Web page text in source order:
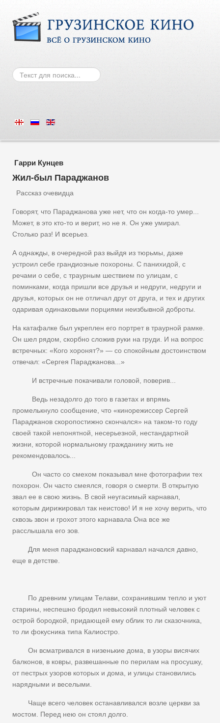
Искать
Гарри Кунцев
Жил-был Параджанов
Рассказ очевидца
Говорят, что Параджанова уже нет, что он когда-то умер...
Может, в это кто-то и верит, но не я. Он уже умирал.
Столько раз! И всерьез.
А однажды, в очередной раз выйдя из тюрьмы, даже
устроил себе грандиозные похороны. С панихидой, с
речами о себе, с траурным шествием по улицам, с
поминками, когда пришли все друзья и недруги, недруги и
друзья, которых он не отличал друг от друга, и тех и других
одаривая одинаковыми порциями неизбывной доброты.
На катафалке был укреплен его портрет в траурной рамке.
Он шел рядом, скорбно сложив руки на груди. И на вопрос
встречных: «Кого хоронят?» — со спокойным достоинством
отвечал: «Сергея Параджанова...»
И встречные покачивали головой, поверив...
Ведь незадолго до того в газетах и впрямь
промелькнуло сообщение, что «кинорежиссер Сергей
Параджанов скоропостижно скончался» на таком-то году
своей такой непонятной, несерьезной, нестандартной
жизни, которой нормальному гражданину жить не
рекомендовалось...
Он часто со смехом показывал мне фотографии тех
похорон. Он часто смеялся, говоря о смерти. В открытую
звал ее в свою жизнь. В свой неугасимый карнавал,
которым дирижировал так неистово! И я не хочу верить, что
сквозь звон и грохот этого карнавала Она все же
расслышала его зов.
Для меня параджановский карнавал начался давно,
еще в детстве.
По древним улицам Телави, сохранившим тепло и уют
старины, неспешно бродил невысокий плотный человек с
острой бородкой, придающей ему облик то ли сказочника,
то ли фокусника типа Калиостро.
Он всматривался в низенькие дома, в узоры висячих
балконов, в ковры, развешанные по перилам на просушку,
от пестрых узоров которых и дома, и улицы становились
нарядными и веселыми.
Чаще всего человек останавливался возле церкви за
мостом. Перед нею он стоял долго.